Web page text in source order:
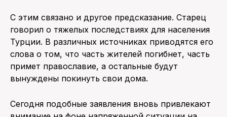
С этим связано и другое предсказание. Старец
говорил о тяжелых последствиях для населения
Турции. В различных источниках приводятся его
слова о том, что часть жителей погибнет, часть
примет православие, а остальные будут
вынуждены покинуть свои дома.
Сегодня подобные заявления вновь привлекают